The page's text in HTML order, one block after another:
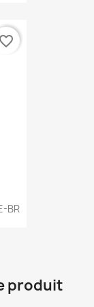
BR
favorite_border
produit